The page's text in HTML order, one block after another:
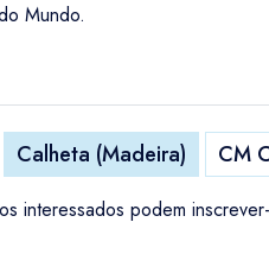
Mundo.
Calheta (Madeira) CM
interessados podem